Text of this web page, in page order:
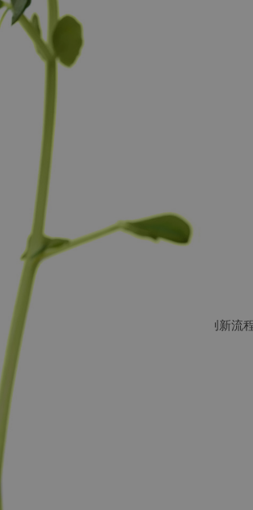
程工艺专家。
行业设计和工程流程。详细了解我们的创新流